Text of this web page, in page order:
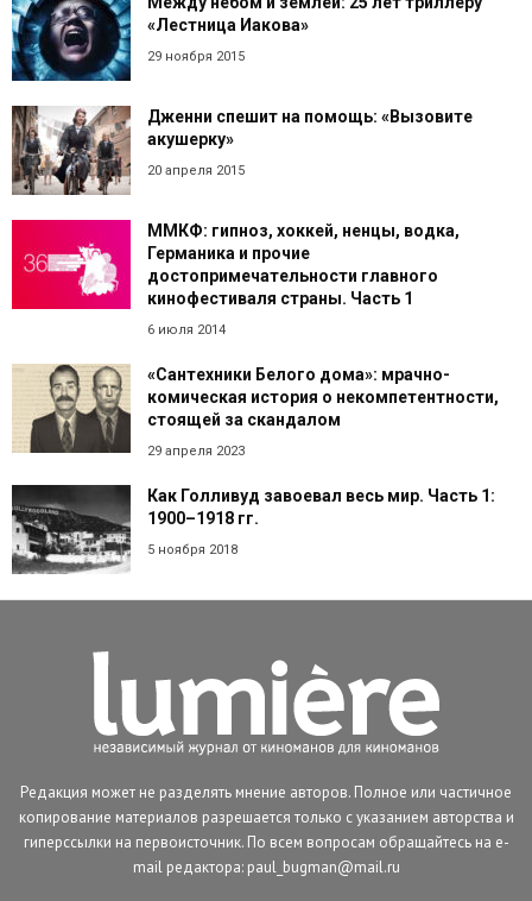
«Лестница Иакова»
29 ноября 2015
Дженни спешит на помощь: «Вызовите
акушерку»
20 апреля 2015
ММКФ: гипноз, хоккей, ненцы, водка,
Германика и прочие
достопримечательности главного
кинофестиваля страны. Часть 1
6 июля 2014
«Сантехники Белого дома»: мрачно-
комическая история о некомпетентности,
стоящей за скандалом
29 апреля 2023
Как Голливуд завоевал весь мир. Часть 1:
1900–1918 гг.
5 ноября 2018
Редакция может не разделять мнение авторов. Полное или частичное
копирование материалов разрешается только с указанием авторства и
гиперссылки на первоисточник. По всем вопросам обращайтесь на e-
mail редактора: paul_bugman@mail.ru